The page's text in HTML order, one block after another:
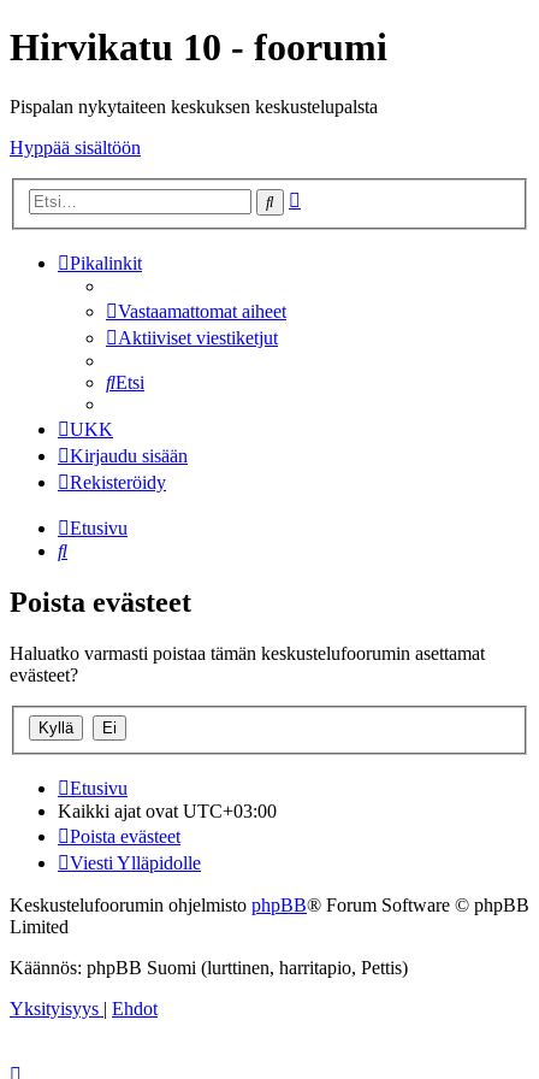
Hirvikatu 10 - foorumi
Pispalan nykytaiteen keskuksen keskustelupalsta
Hyppää sisältöön
Etsi
Pikalinkit
Vastaamattomat aiheet
Aktiiviset viestiketjut
Etsi
UKK
Kirjaudu sisään
Rekisteröidy
Etusivu
Etsi
Poista evästeet
Haluatko varmasti poistaa tämän keskustelufoorumin asettamat
evästeet?
Etusivu
Kaikki ajat ovat UTC+03:00
Poista evästeet
Viesti Ylläpidolle
Keskustelufoorumin ohjelmisto phpBB® Forum Software © phpBB
Limited
Käännös: phpBB Suomi (lurttinen, harritapio, Pettis)
Yksityisyys | Ehdot